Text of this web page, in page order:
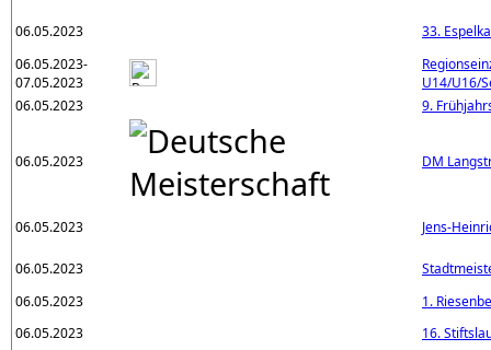
06.05.2023
33.
06.05.2023-
07.05.2023
U14/U16/
06.05.2023
9.
06.05.2023 DM
06.05.2023 Jens-
06.05.2023
06.05.2023
1.
06.05.2023
16.